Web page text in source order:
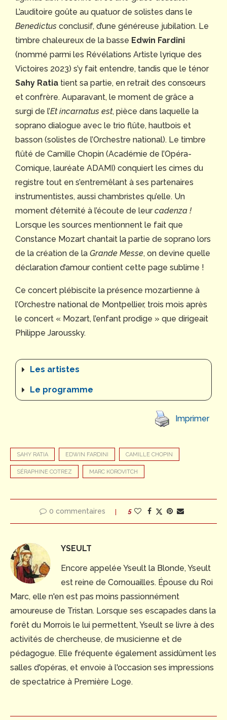
L’auditoire goûte au quatuor de solistes dans le
Benedictus conclusif, d’une généreuse jubilation. Le
timbre chaleureux de la basse Edwin Fardini
(nommé parmi les Révélations Artiste lyrique des
Victoires 2023) s’y fait entendre, tandis que le ténor
Sahy Ratia tient sa partie, en retrait des consœurs
et confrère. Auparavant, le moment de grâce a
surgi de l’Et incarnatus est, pièce dans laquelle la
soprano dialogue avec le trio flûte, hautbois et
basson (solistes de l’Orchestre national). Le timbre
flûté de Camille Chopin (Académie de l’Opéra-
Comique, lauréate ADAMI) conquiert les cimes du
registre tout en s’entremêlant à ses partenaires
instrumentistes, aussi chambristes qu’elle. Un
moment d’éternité à l’écoute de leurcadenza !
Lorsque les sources mentionnent le fait que
Constance Mozart chantait la partie de soprano lors
de la création de la Grande Messe, on devine quelle
déclaration d’amour contient cette page sublime !
Ce concert plébiscite la présence mozartienne à
l’Orchestre national de Montpellier, trois mois après
le concert « Mozart, l’enfant prodige » que dirigeait
Philippe Jaroussky.
Les artistes
Le programme
Imprimer
SAHY RATIA EDWIN FARDINI CAMILLE CHOPIN
SÉRAPHINE COTREZ MARC KOROVITCH
0 commentaires 5
YSEULT
Encore appelée Yseult la Blonde, Yseult
est reine de Cornouailles. Épouse du Roi
Marc, elle n'en est pas moins passionnément
amoureuse de Tristan. Lorsque ses escapades dans la
forêt du Morrois le lui permettent, Yseult se livre à des
activités de chercheuse, de musicienne et de
pédagogue. Elle fréquente également assidûment les
salles d'opéras, et envoie à l'occasion ses impressions
de spectatrice à Première Loge.